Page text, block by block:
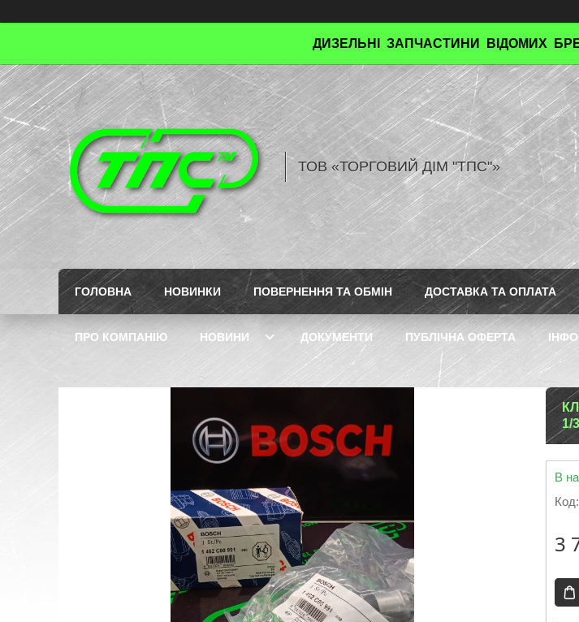
ДИЗЕЛЬНІ ЗАПЧАСТИНИ ВІДОМИХ
ТОВ «ТОРГОВИЙ ДІМ "ТПС"»
ГОЛОВНА НОВИНКИ ПОВЕРНЕННЯ ТА ОБМІН ДОСТАВКА ТА ОПЛАТА
ПРО КОМПАНІЮ НОВИНИ ДОКУМЕНТИ ПУБЛІЧНА ОФЕРТА
1/
В
Код:
3